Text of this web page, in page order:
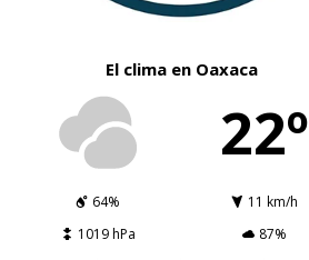
El clima en Oaxaca
22º
64%
11 km/h
1019 hPa
87%